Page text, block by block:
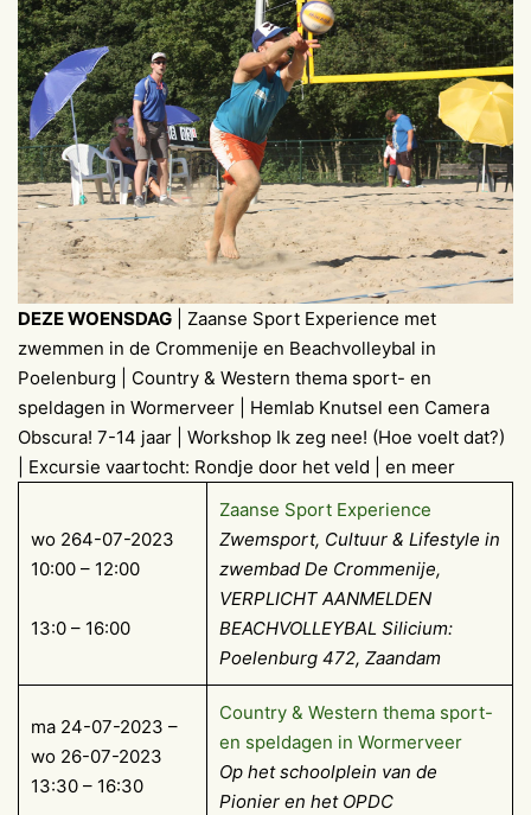
DEZE WOENSDAG | Zaanse Sport Experience met
zwemmen in de Crommenije en Beachvolleybal in
Poelenburg | Country & Western thema sport- en
speldagen in Wormerveer | Hemlab Knutsel een Camera
Obscura! 7-14 jaar | Workshop Ik zeg nee! (Hoe voelt dat?)
| Excursie vaartocht: Rondje door het veld | en meer
wo 264-07-2023
10:00 – 12:00
13:0 – 16:00
Zaanse Sport Experience
Zwemsport, Cultuur & Lifestyle in
zwembad De Crommenije,
VERPLICHT AANMELDEN
BEACHVOLLEYBAL Silicium:
Poelenburg 472, Zaandam
ma 24-07-2023 –
wo 26-07-2023
13:30 – 16:30
Country & Western thema sport-
en speldagen in Wormerveer
Op het schoolplein van de
Pionier en het OPDC